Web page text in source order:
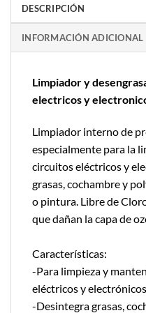
DESCRIPCIÓN
INFORMACIÓN ADICIONAL
Limpiador y
electricos y
Limpiador interno de
especialmente para la
circuitos eléctricos y
grasas, cochambre y
o pintura. Libre de
que dañan la capa de
Características:
-Para limpieza y
eléctricos y electrónicos
-Desintegra grasas,